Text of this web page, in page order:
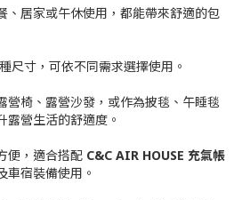
、居家或午休使用，都能帶來舒適的包
尺寸，可依不同需求選擇使用。
營椅、露營沙發，或作為披毯、午睡毯
露營生活的舒適度。
便，適合搭配 C&C AIR HOUSE 充氣帳
車宿裝備使用。